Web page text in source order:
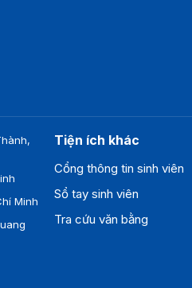
Minh
Tiện ích khác
Cổng thông tin sinh viên
Sổ tay sinh viên
Tra cứu văn bằng